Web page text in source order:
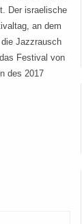
Der israelische
an dem
Jazzrausch
Festival von
des 2017